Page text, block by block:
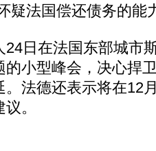
疑法国偿还债务的能
日在法国东部城市
的小型峰会，决心捍
法德还表示将在12
。